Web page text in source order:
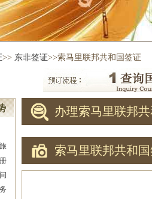
>> 东非签证>>索马里联邦共和国签证
办理索马里联邦
索马里联邦共和